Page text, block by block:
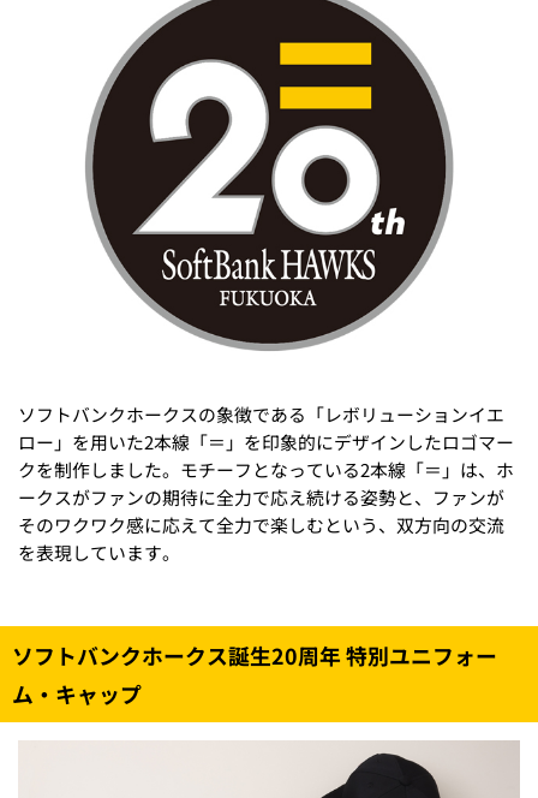
ソフトバンクホークスの象徴である「レボリューションイエ
ロー」を用いた2本線「＝」を印象的にデザインしたロゴマー
クを制作しました。モチーフとなっている2本線「＝」は、ホ
ークスがファンの期待に全力で応え続ける姿勢と、ファンが
そのワクワク感に応えて全力で楽しむという、双方向の交流
を表現しています。
ソフトバンクホークス誕生20周年 特別ユニフォー
ム・キャップ